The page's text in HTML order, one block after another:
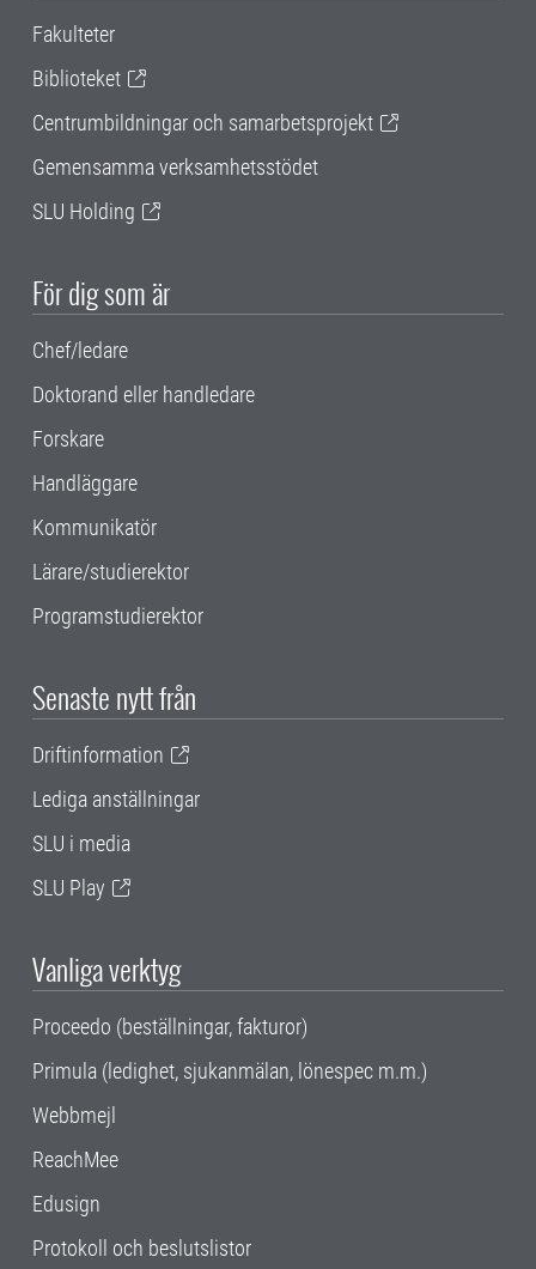
Fakulteter
Biblioteket
Centrumbildningar och samarbetsprojekt
Gemensamma verksamhetsstödet
SLU Holding
För dig som är
Chef/ledare
Doktorand eller handledare
Forskare
Handläggare
Kommunikatör
Lärare/studierektor
Programstudierektor
Senaste nytt från
Driftinformation
Lediga anställningar
SLU i media
SLU Play
Vanliga verktyg
Proceedo (beställningar, fakturor)
Primula (ledighet, sjukanmälan, lönespec m.m.)
Webbmejl
ReachMee
Edusign
Protokoll och beslutslistor